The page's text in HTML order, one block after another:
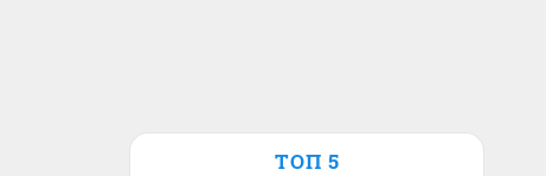
ТОП 5